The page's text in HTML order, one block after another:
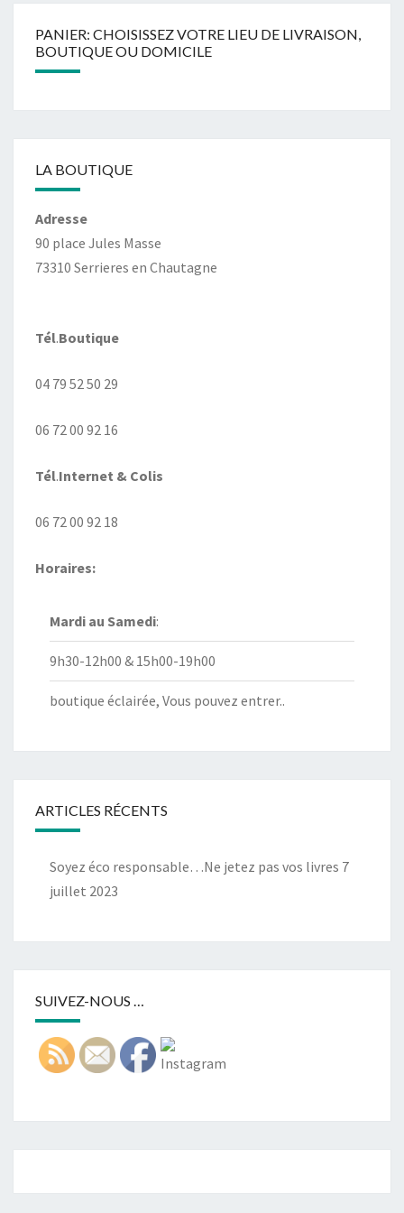
PANIER: CHOISISSEZ VOTRE LIEU DE LIVRAISON,
BOUTIQUE OU DOMICILE
LA BOUTIQUE
Adresse
90 place Jules Masse
73310 Serrieres en Chautagne
Tél.Boutique
04 79 52 50 29
06 72 00 92 16
Tél.Internet & Colis
06 72 00 92 18
Horaires:
Mardi au Samedi:
9h30-12h00 & 15h00-19h00
boutique éclairée, Vous pouvez entrer..
ARTICLES RÉCENTS
Soyez éco responsable…Ne jetez pas vos livres 7
juillet 2023
SUIVEZ-NOUS …